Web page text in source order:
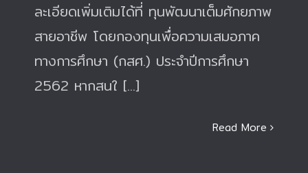
ละเอียดเพิ่มเติมได้ที่ ทุนพัฒนาเต็มศักยภาพ
สายอาชีพ โดยกองทุนเพื่อความเสมอภาค
ทางการศึกษา (กสศ.) ประจำปีการศึกษา
2562 หากสนใ [...]
Read More